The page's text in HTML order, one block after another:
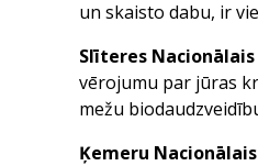
un skaisto dabu, ir
Slīteres
vērojumu par jūras
mežu
Ķemeru